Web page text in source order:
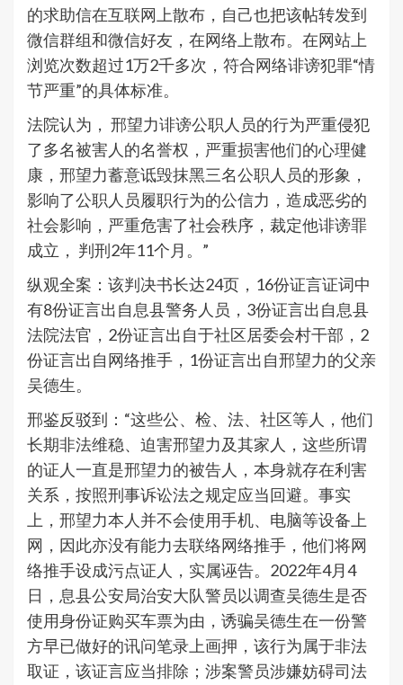
的求助信在互联网上散布，自己也把该帖转发到
微信群组和微信好友，在网络上散布。在网站上
浏览次数超过1万2千多次，符合网络诽谤犯罪“情
节严重”的具体标准。
法院认为， 邢望力诽谤公职人员的行为严重侵犯
了多名被害人的名誉权，严重损害他们的心理健
康，邢望力蓄意诋毁抹黑三名公职人员的形象，
影响了公职人员履职行为的公信力，造成恶劣的
社会影响，严重危害了社会秩序，裁定他诽谤罪
成立， 判刑2年11个月。”
纵观全案：该判决书长达24页，16份证言证词中
有8份证言出自息县警务人员，3份证言出自息县
法院法官，2份证言出自于社区居委会村干部，2
份证言出自网络推手，1份证言出自邢望力的父亲
吴德生。
邢鉴反驳到：“这些公、检、法、社区等人，他们
长期非法维稳、迫害邢望力及其家人，这些所谓
的证人一直是邢望力的被告人，本身就存在利害
关系，按照刑事诉讼法之规定应当回避。事实
上，邢望力本人并不会使用手机、电脑等设备上
网，因此亦没有能力去联络网络推手，他们将网
络推手设成污点证人，实属诬告。2022年4月4
日，息县公安局治安大队警员以调查吴德生是否
使用身份证购买车票为由，诱骗吴德生在一份警
方早已做好的讯问笔录上画押，该行为属于非法
取证，该证言应当排除；涉案警员涉嫌妨碍司法